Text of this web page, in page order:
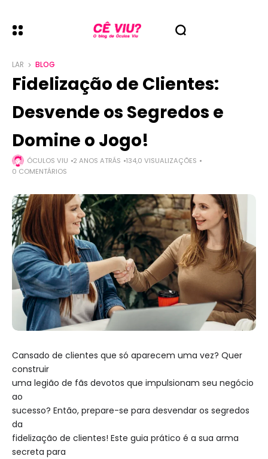
LAR BLOG
Fidelização de Clientes:
Desvende os Segredos e
Domine o Jogo!
ÓCULOS VIU 2 ANOS ATRÁS
134,0 VISUALIZAÇÕES
0 COMENTÁRIOS
Cansado de clientes que só aparecem uma vez? Quer
construir
uma legião de fãs devotos que impulsionam seu negócio
ao
sucesso? Então, prepare-se para desvendar os segredos
da
fidelização de clientes! Este guia prático é a sua arma
secreta para